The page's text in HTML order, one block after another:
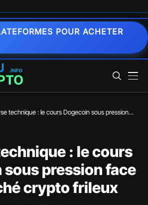
POUR ACHETER
technique : le cours Dogecoin sous pression
: le cours
sous pression face
crypto frileux